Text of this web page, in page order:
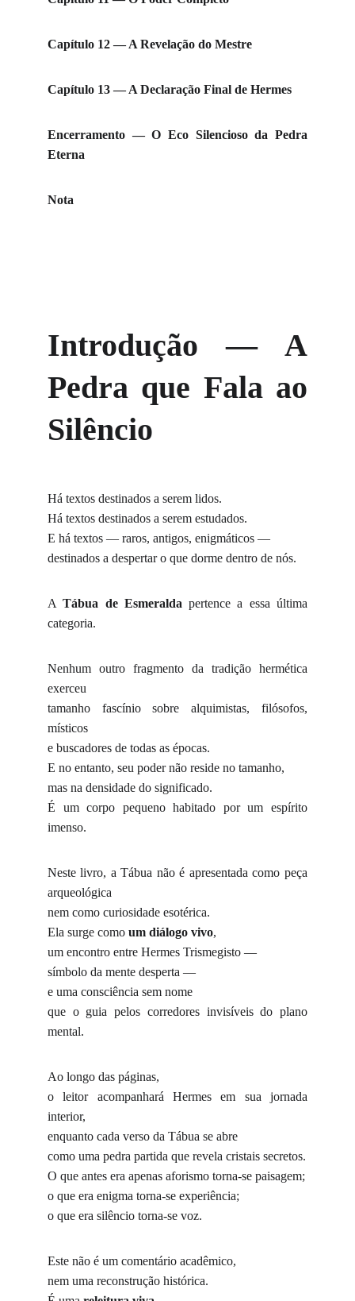
Capítulo 12 — A Revelação do Mestre
Capítulo 13 — A Declaração Final de Hermes
Encerramento — O Eco Silencioso da Pedra
Eterna
Nota
Introdução — A
Pedra que Fala ao
Silêncio
Há textos destinados a serem lidos.
Há textos destinados a serem estudados.
E há textos — raros, antigos, enigmáticos —
destinados a despertar o que dorme dentro de nós.
ATábua de Esmeralda pertence a essa última
categoria.
Nenhum outro fragmento da tradição hermética
exerceu
tamanho fascínio sobre alquimistas, filósofos,
místicos
e buscadores de todas as épocas.
E no entanto, seu poder não reside no tamanho,
mas na densidade do significado.
É um corpo pequeno habitado por um espírito
imenso.
Neste livro, a Tábua não é apresentada como peça
arqueológica
nem como curiosidade esotérica.
Ela surge como um diálogo vivo,
um encontro entre Hermes Trismegisto —
símbolo da mente desperta —
e uma consciência sem nome
que o guia pelos corredores invisíveis do plano
mental.
Ao longo das páginas,
o leitor acompanhará Hermes em sua jornada
interior,
enquanto cada verso da Tábua se abre
como uma pedra partida que revela cristais secretos.
O que antes era apenas aforismo torna-se paisagem;
o que era enigma torna-se experiência;
o que era silêncio torna-se voz.
Este não é um comentário acadêmico,
nem uma reconstrução histórica.